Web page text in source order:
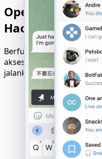
Operator
Hacking
Berfungsi di iOS,
akses lancar tanpa
jalankan langsung di